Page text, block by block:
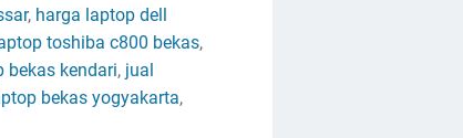
, harga laptop dell
toshiba c800 bekas,
bekas kendari, jual
bekas yogyakarta,